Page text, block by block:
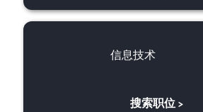
信息技术
搜索职位>